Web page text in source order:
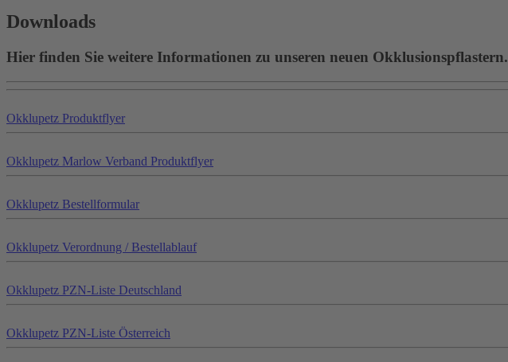
Downloads
Hier finden Sie weitere Informationen zu unseren neuen Okklusionspflastern.
Okklupetz Produktflyer
Okklupetz Marlow Verband Produktflyer
Okklupetz Bestellformular
Okklupetz Verordnung / Bestellablauf
Okklupetz PZN-Liste Deutschland
Okklupetz PZN-Liste Österreich